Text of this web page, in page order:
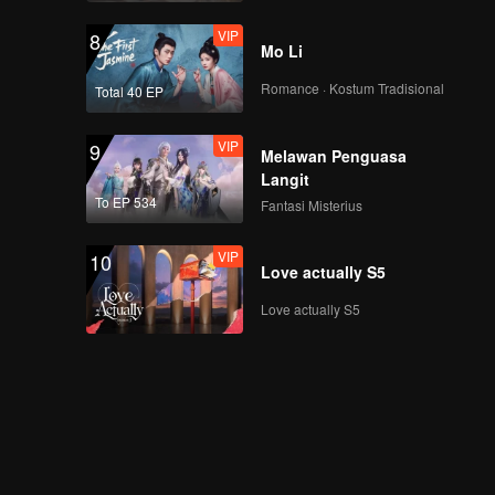
8
Total 40 EP
VIP
Mo Li
Romance · Kostum Tradisional
9
To EP 534
VIP
Melawan Penguasa
Langit
Fantasi Misterius
10 VIP
Love actually S5
Love actually S5